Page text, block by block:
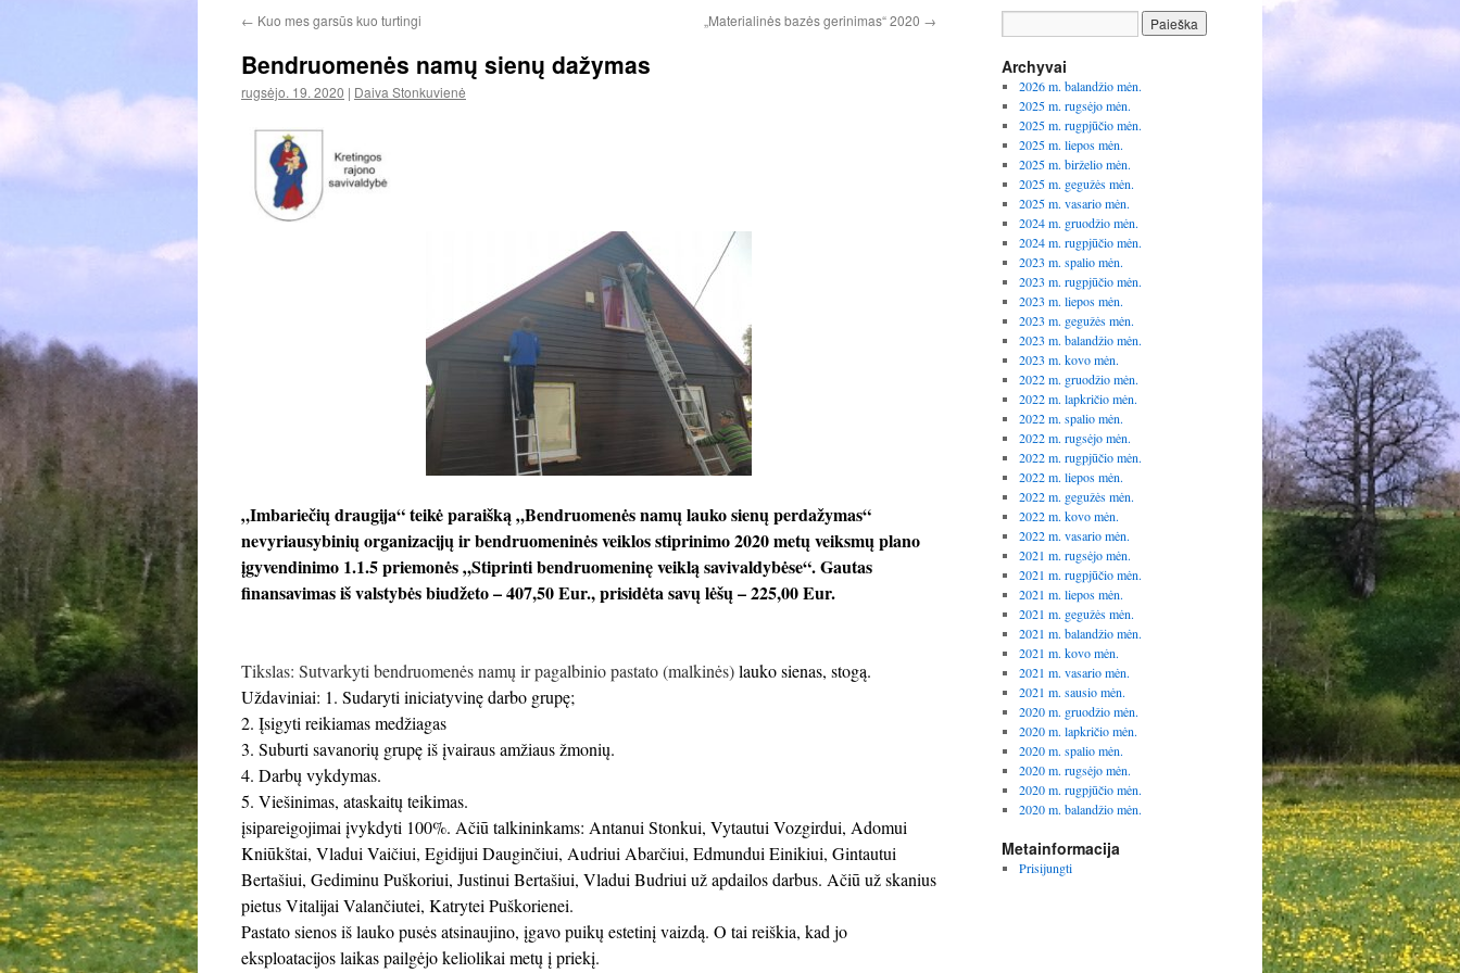
← Kuo mes garsūs kuo turtingi „Materialinės bazės gerinimas“ 2020 →
Bendruomenės namų sienų dažymas
rugsėjo. 19. 2020 | Daiva Stonkuvienė
„Imbariečių draugija“ teikė paraišką „Bendruomenės namų lauko sienų perdažymas“
nevyriausybinių organizacijų ir bendruomeninės veiklos stiprinimo 2020 metų veiksmų plano
įgyvendinimo 1.1.5 priemonės „Stiprinti bendruomeninę veiklą savivaldybėse“. Gautas
finansavimas iš valstybės biudžeto – 407,50 Eur., prisidėta savų lėšų – 225,00 Eur.
Tikslas: Sutvarkyti bendruomenės namų ir pagalbinio pastato (malkinės)lauko sienas, stogą.
Uždaviniai: 1. Sudaryti iniciatyvinę darbo grupę;
2. Įsigyti reikiamas medžiagas
3. Suburti savanorių grupę iš įvairaus amžiaus žmonių.
4. Darbų vykdymas.
5. Viešinimas, ataskaitų teikimas.
įsipareigojimai įvykdyti 100%. Ačiū talkininkams: Antanui Stonkui, Vytautui Vozgirdui, Adomui
Kniūkštai, Vladui Vaičiui, Egidijui Dauginčiui, Audriui Abarčiui, Edmundui Einikiui, Gintautui
Bertašiui, Gediminu Puškoriui, Justinui Bertašiui, Vladui Budriui už apdailos darbus. Ačiū už skanius
pietus Vitalijai Valančiutei, Katrytei Puškorienei.
Pastato sienos iš lauko pusės atsinaujino, įgavo puikų estetinį vaizdą. O tai reiškia, kad jo
eksploatacijos laikas pailgėjo keliolikai metų į priekį.
Archyvai
2026 m. balandžio mėn.
2025 m. rugsėjo mėn.
2025 m. rugpjūčio mėn.
2025 m. liepos mėn.
2025 m. birželio mėn.
2025 m. gegužės mėn.
2025 m. vasario mėn.
2024 m. gruodžio mėn.
2024 m. rugpjūčio mėn.
2023 m. spalio mėn.
2023 m. rugpjūčio mėn.
2023 m. liepos mėn.
2023 m. gegužės mėn.
2023 m. balandžio mėn.
2023 m. kovo mėn.
2022 m. gruodžio mėn.
2022 m. lapkričio mėn.
2022 m. spalio mėn.
2022 m. rugsėjo mėn.
2022 m. rugpjūčio mėn.
2022 m. liepos mėn.
2022 m. gegužės mėn.
2022 m. kovo mėn.
2022 m. vasario mėn.
2021 m. rugsėjo mėn.
2021 m. rugpjūčio mėn.
2021 m. liepos mėn.
2021 m. gegužės mėn.
2021 m. balandžio mėn.
2021 m. kovo mėn.
2021 m. vasario mėn.
2021 m. sausio mėn.
2020 m. gruodžio mėn.
2020 m. lapkričio mėn.
2020 m. spalio mėn.
2020 m. rugsėjo mėn.
2020 m. rugpjūčio mėn.
2020 m. balandžio mėn.
Metainformacija
Prisijungti